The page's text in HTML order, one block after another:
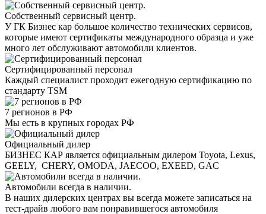
Собственный сервисный центр.
У ГК Бизнес кар большое количество технических сервисов,
которые имеют сертификаты международного образца и уже
много лет обслуживают автомобили клиентов.
Сертифицированный персонал
Каждый специалист проходит ежегодную сертификацию по
стандарту TSM
7 регионов в РФ
Мы есть в крупных городах РФ
Официальный дилер
БИЗНЕС КАР является официальным дилером Toyota, Lexus,
GEELY, CHERY, OMODA, JAECOO, EXEED, GAC
Автомобили всегда в наличии.
В наших дилерских центрах вы всегда можете записаться на
тест-драйв любого вам понравившегося автомобиля